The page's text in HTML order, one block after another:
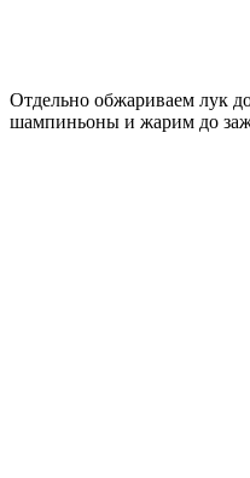
Отдельно обжариваем лук
шампиньоны и жарим до